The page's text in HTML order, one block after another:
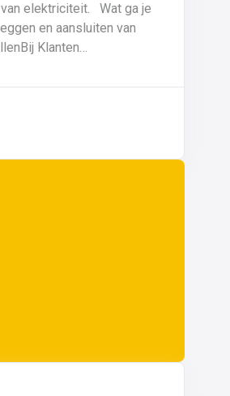
Wat ga je
Klanten
of via mail bereiken op 059 80